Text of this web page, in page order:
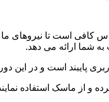
کافی است تا
به شما ارائه می دهد.
پایبند است و در
و از ماسک استفاده